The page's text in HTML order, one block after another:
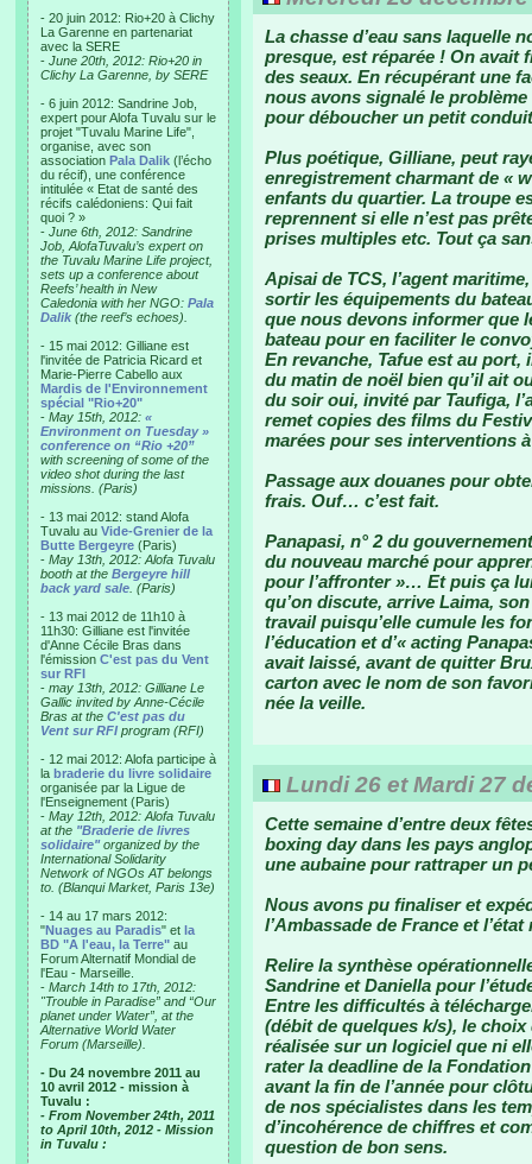
- 20 juin 2012: Rio+20 à Clichy
La Garenne en partenariat
avec la SERE
- June 20th, 2012: Rio+20 in
Clichy La Garenne, by SERE
- 6 juin 2012: Sandrine Job,
expert pour Alofa Tuvalu sur le
projet "Tuvalu Marine Life",
organise, avec son
association Pala Dalik (l’écho
du récif), une conférence
intitulée « Etat de santé des
récifs calédoniens: Qui fait
quoi ? »
- June 6th, 2012: Sandrine
Job, AlofaTuvalu’s expert on
the Tuvalu Marine Life project,
sets up a conference about
Reefs’ health in New
Caledonia with her NGO: Pala
Dalik (the reef’s echoes).
- 15 mai 2012: Gilliane est
l'invitée de Patricia Ricard et
Marie-Pierre Cabello aux
Mardis de l'Environnement
spécial "Rio+20"
- May 15th, 2012: «
Environment on Tuesday »
conference on “Rio +20”
with screening of some of the
video shot during the last
missions. (Paris)
- 13 mai 2012: stand Alofa
Tuvalu au Vide-Grenier de la
Butte Bergeyre (Paris)
- May 13th, 2012: Alofa Tuvalu
booth at the Bergeyre hill
back yard sale . (Paris)
- 13 mai 2012 de 11h10 à
11h30: Gilliane est l'invitée
d'Anne Cécile Bras dans
l'émission C'est pas du Vent
sur RFI
- may 13th, 2012: Gilliane Le
Gallic invited by Anne-Cécile
Bras at the C'est pas du
Vent sur RFI program (RFI)
- 12 mai 2012: Alofa participe à
la braderie du livre solidaire
organisée par la Ligue de
l'Enseignement (Paris)
- May 12th, 2012: Alofa Tuvalu
at the "Braderie de livres
solidaire"organized by the
International Solidarity
Network of NGOs AT belongs
to. (Blanqui Market, Paris 13e)
- 14 au 17 mars 2012:
"Nuages au Paradis" et la
BD "A l'eau, la Terre" au
Forum Alternatif Mondial de
l'Eau - Marseille.
- March 14th to 17th, 2012:
"Trouble in Paradise” and “Our
planet under Water”, at the
Alternative World Water
Forum (Marseille).
- Du 24 novembre 2011 au
10 avril 2012 - mission à
Tuvalu :
- From November 24th, 2011
to April 10th, 2012 - Mission
in Tuvalu :
La chasse d’eau sans laquelle
presque, est réparée ! On avait
des seaux. En récupérant une
nous avons signalé le
pour déboucher un petit
Plus poétique, Gilliane, peut
enregistrement charmant de «
enfants du quartier. La troupe
reprennent si elle n’est pas
prises multiples etc. Tout ça
Apisai de TCS, l’agent
sortir les équipements du
que nous devons informer que
bateau pour en faciliter le
En revanche, Tafue est au
du matin de noël bien qu’il ait
du soir oui, invité par Taufiga,
remet copies des films du
marées pour ses interventions à
Passage aux douanes pour
frais. Ouf… c’est fait.
Panapasi, n° 2 du
du nouveau marché pour
pour l’affronter »… Et puis ça
qu’on discute, arrive Laima,
travail puisqu’elle cumule les
l’éducation et d’« acting
avait laissé, avant de quitter
carton avec le nom de son
née la veille.
Lundi 26 et Mardi 27
Cette semaine d’entre deux
boxing day dans les pays
une aubaine pour rattraper un
Nous avons pu finaliser et
l’Ambassade de France et
Relire la synthèse
Sandrine et Daniella pour
Entre les difficultés à
(débit de quelques k/s), le
réalisée sur un logiciel que ni
rater la deadline de la
avant la fin de l’année pour
de nos spécialistes dans les
d’incohérence de chiffres et
question de bon sens.